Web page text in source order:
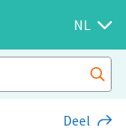
NL
Deel